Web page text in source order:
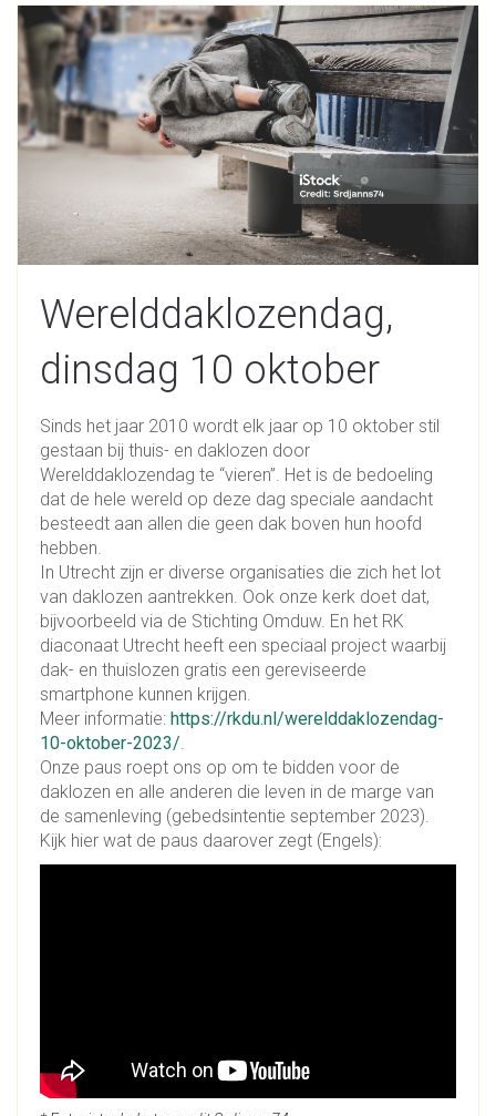
Werelddaklozendag,
dinsdag 10 oktober
Sinds het jaar 2010 wordt elk jaar op 10 oktober stil
gestaan bij thuis- en daklozen door
Werelddaklozendag te “vieren”. Het is de bedoeling
dat de hele wereld op deze dag speciale aandacht
besteedt aan allen die geen dak boven hun hoofd
hebben.
In Utrecht zijn er diverse organisaties die zich het lot
van daklozen aantrekken. Ook onze kerk doet dat,
bijvoorbeeld via de Stichting Omduw. En het RK
diaconaat Utrecht heeft een speciaal project waarbij
dak- en thuislozen gratis een gereviseerde
smartphone kunnen krijgen.
Meer informatie: https://rkdu.nl/werelddaklozendag-
10-oktober-2023/.
Onze paus roept ons op om te bidden voor de
daklozen en alle anderen die leven in de marge van
de samenleving (gebedsintentie september 2023).
Kijk hier wat de paus daarover zegt (Engels):